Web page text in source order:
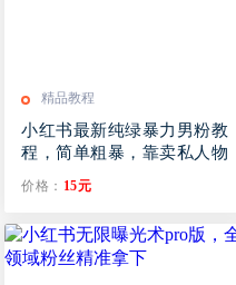
精品教程
小红书最新纯绿暴力男粉教
程，简单粗暴，靠卖私人物
价格： 15元